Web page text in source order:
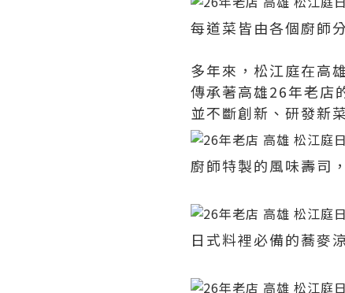
每道菜皆由各個廚師
多年來，松江庭在高
傳承著高雄26年老店
並不斷創新、研發新
廚師特製的風味壽司
日式料裡必備的蕎麥